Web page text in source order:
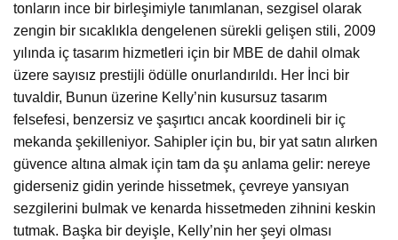
tonların ince bir birleşimiyle tanımlanan, sezgisel olarak
zengin bir sıcaklıkla dengelenen sürekli gelişen stili, 2009
yılında iç tasarım hizmetleri için bir MBE de dahil olmak
üzere sayısız prestijli ödülle onurlandırıldı. Her İnci bir
tuvaldir, Bunun üzerine Kelly’nin kusursuz tasarım
felsefesi, benzersiz ve şaşırtıcı ancak koordineli bir iç
mekanda şekilleniyor. Sahipler için bu, bir yat satın alırken
güvence altına almak için tam da şu anlama gelir: nereye
giderseniz gidin yerinde hissetmek, çevreye yansıyan
sezgilerini bulmak ve kenarda hissetmeden zihnini keskin
tutmak. Başka bir deyişle, Kelly’nin her şeyi olması